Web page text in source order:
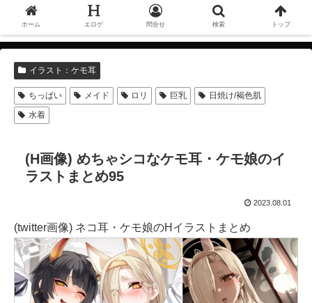
イラスト：ケモ耳
ちっぱい メイド ロリ 巨乳
日焼け/褐色肌
水着
(H画像) めちゃシコなケモ耳・ケモ娘のイ
ラストまとめ95
2023.08.01
(twitter画像) ネコ耳・ケモ娘のHイラストまとめ
ホーム エロゲ 問合せ 検索 トップ